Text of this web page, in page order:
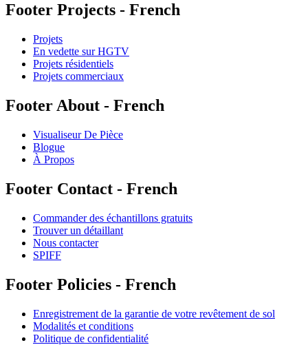
Footer Projects - French
Projets
En vedette sur HGTV
Projets résidentiels
Projets commerciaux
Footer About - French
Visualiseur De Pièce
Blogue
À Propos
Footer Contact - French
Commander des échantillons gratuits
Trouver un détaillant
Nous contacter
SPIFF
Footer Policies - French
Enregistrement de la garantie de votre revêtement de sol
Modalités et conditions
Politique de confidentialité